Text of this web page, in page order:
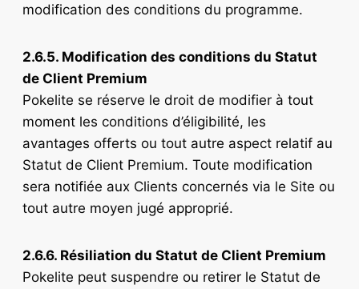
modification des conditions du programme.
2.6.5. Modification des conditions du Statut
de Client Premium
Pokelite se réserve le droit de modifier à tout
moment les conditions d’éligibilité, les
avantages offerts ou tout autre aspect relatif au
Statut de Client Premium. Toute modification
sera notifiée aux Clients concernés via le Site ou
tout autre moyen jugé approprié.
2.6.6. Résiliation du Statut de Client Premium
Pokelite peut suspendre ou retirer le Statut de